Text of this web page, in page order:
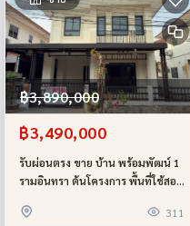
฿3,890,000
฿3,490,000
รับผ่อนตรง ขาย บ้าน พร้อมพัฒน์ 1
รามอินทรา ต้นโครงการ พื้นที่ใช้สอย
พัฒนา หรือ เลิร์นสาธิตพัฒนา ใกล้311